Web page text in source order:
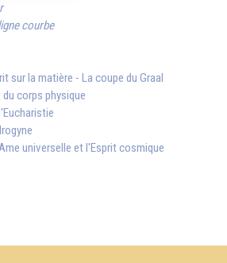
courbe
sur la matière - La coupe du Graal
corps physique
universelle et l'Esprit cosmique